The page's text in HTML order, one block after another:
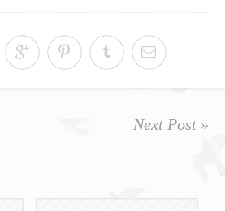
Next Post »